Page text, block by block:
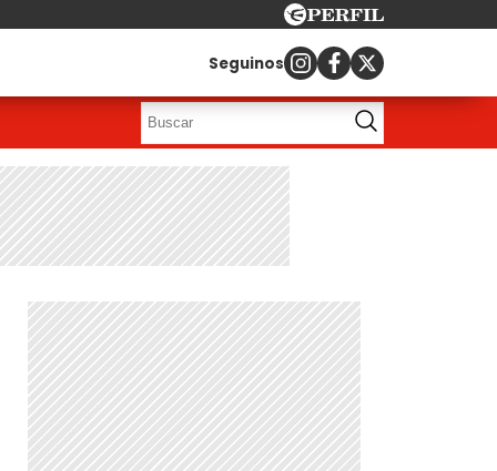
Seguinos